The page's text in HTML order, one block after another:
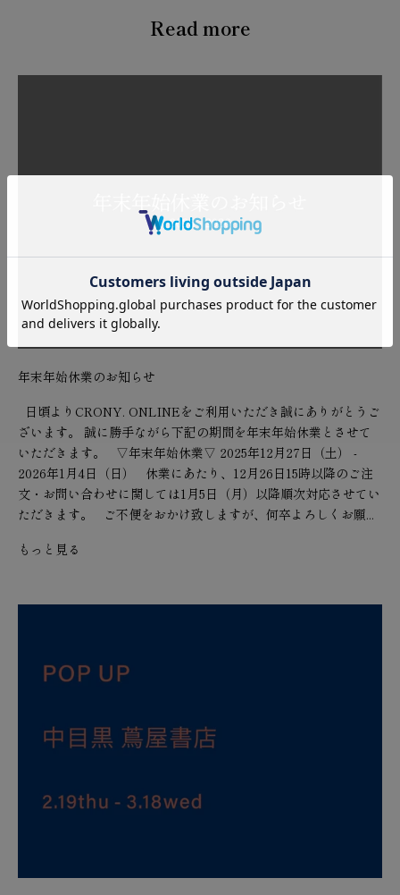
Read more
年末年始休業のお知らせ
日頃よりCRONY. ONLINEをご利用いただき誠にありがとうご
ざいます。 誠に勝手ながら下記の期間を年末年始休業とさせて
いただきます。 ▽年末年始休業▽ 2025年12月27日（土） -
2026年1月4日（日） 休業にあたり、12月26日15時以降のご注
文・お問い合わせに関しては1月5日（月）以降順次対応させてい
ただきます。 ご不便をおかけ致しますが、何卒よろしくお願...
もっと見る